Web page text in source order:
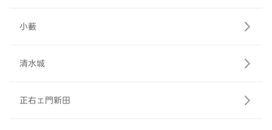
小藪
清水城
正右ェ門新田